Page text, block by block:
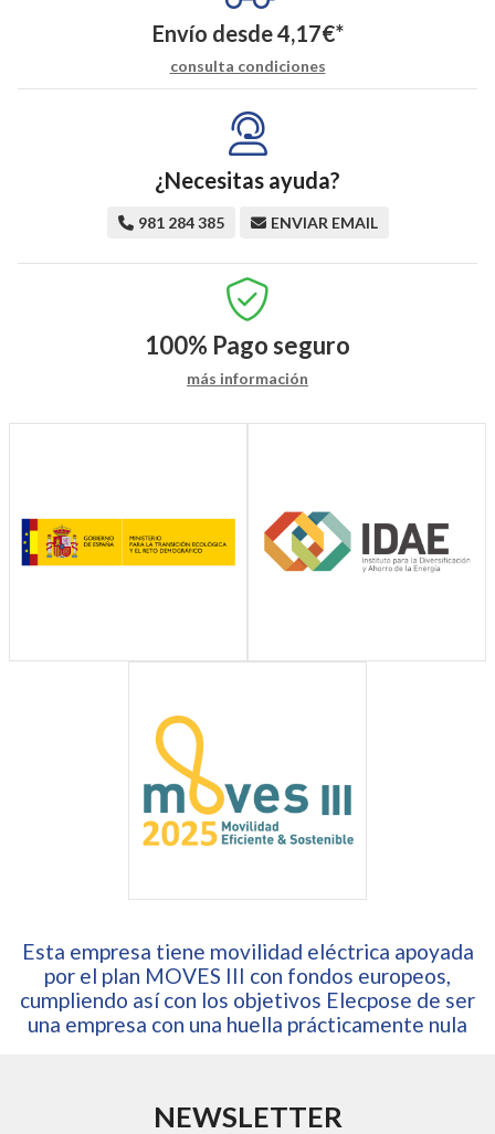
Envío desde4,17€*
consulta condiciones
¿Necesitas ayuda?
981 284 385 ENVIAR EMAIL
100% Pago seguro
más información
Esta empresa tiene movilidad eléctrica apoyada
por el plan MOVES III con fondos europeos,
cumpliendo así con los objetivos Elecpose de ser
una empresa con una huella prácticamente nula
NEWSLETTER